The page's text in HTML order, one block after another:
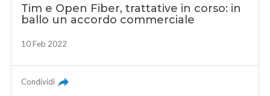
Tim e Open Fiber, trattative in corso: in
ballo un accordo commerciale
10 Feb 2022
Condividi